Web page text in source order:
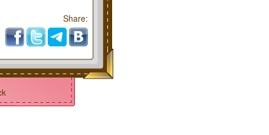
Share: